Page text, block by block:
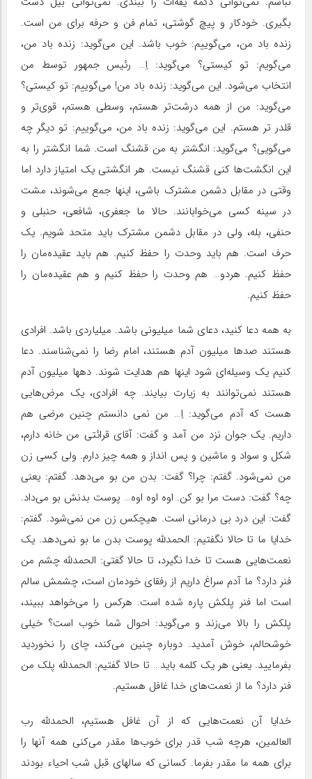
بگیری. خودکار و پیچ گوشتی، تمام فن و حرفه برای من است.
زنده باد من، می‌گوییم: خوب باشد. این می‌گوید: زنده باد من،
می‌گویم: تو کیستی؟ می‌گوید: اِ… رئیس جمهور توسط من
انتخاب می‌شود. این می‌گوید: زنده باد من! می‌گوییم: تو کیستی؟
می‌گوید: من از همه درشت‌تر هستم، وسطی هستم، قوی‌تر و
قلدر تر هستم. این می‌گوید: زنده باد من، می‌گوییم: تو دیگر چه
می‌گویی؟ می‌گوید: انگشتر به من قشنگ است. شما انگشتر را به
این انگشت‌ها کنی قشنگ نیست. هر انگشتی یک امتیاز دارد اما
وقتی در مقابل دشمن مشترک باشی، اینها جمع می‌شوند، مشت
در سینه کسی می‌خوابانند. حالا ما جعفری، شافعی، حنبلی و
حنفی، بله، ولی در مقابل دشمن مشترک باید متحد شویم. یک
حرف است. هم باید وحدت را حفظ کنیم. هم باید عقیده‌مان را
حفظ کنیم. هردو… هم وحدت را حفظ کنیم و هم عقیده‌مان را
حفظ کنیم.
به همه دعا کنید، دعای شما میلیونی باشد. میلیاردی باشد. افرادی
هستند صدها میلیون آدم هستند، امام رضا را نمی‌شناسند. دعا
کنیم یک وسیله‌ای شود اینها هم هدایت شوند. دهها میلیون آدم
هستند نمی‌توانند به زیارت بیایند. چه افرادی، یک مرض‌هایی
هست که آدم می‌گوید: اِ… من نمی دانستم چنین مرضی هم
داریم. یک جوان نزد من آمد و گفت: آقای قرائتی من خانه دارم،
شکل و سواد و ماشین و پس انداز و همه چیز دارم. ولی کسی زن
من نمی‌شود. گفتم: چرا؟ گفت: بدن من بو می‌دهد. گفتم: یعنی
چه؟ گفت: دست مرا بو کن. اوه اوه اوه… پوست بدنش بو می‌داد.
گفت: این درد بی درمانی است. هیچکس زن من نمی‌شود. گفتم:
خدایا ما تا حالا نگفتیم: الحمدلله پوست بدن ما بو نمی‌دهد. یک
نعمت‌هایی هست تا خدا نگیرد، تا حالا گفتی: الحمدلله چشم من
فنر دارد؟ ما آدم سراغ داریم از رفقای خودمان است، چشمش سالم
است اما فنر پلکش پاره شده است. هرکس را می‌خواهد ببیند،
پلکش را بالا می‌زند و می‌گوید: احوال شما خوب است؟ خیلی
خوشحالم، خوش آمدید. دوباره چنین می‌کند، چای را نخوردید
بفرمایید. یعنی هر یک کلمه باید… تا حالا گفتیم: الحمدلله پلک من
فنر دارد؟ ما از نعمت‌های خدا غافل هستیم.
خدایا آن نعمت‌هایی که از آن غافل هستیم، الحمدلله رب
العالمین، هرچه شب قدر برای خوب‌ها مقدر می‌کنی همه آنها را
برای همه ما مقدر بفرما. کسانی که سالهای قبل شب احیاء بودند